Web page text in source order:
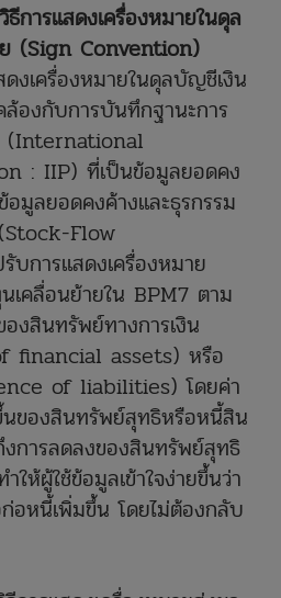
แสดงเครื่องหมายในดุล
(Sign Convention)
รื่องหมายในดุลบัญชีเงิน
องกับการบันทึกฐานะการ
(International
: IIP) ที่เป็นข้อมูลยอดคง
มูลยอดคงค้างและธุรกรรม
Flow
การแสดงเครื่องหมาย
เคลื่อนย้ายใน BPM7 ตาม
งสินทรัพย์ทางการเงิน
financial assets) หรือ
of liabilities) โดยค่า
นของสินทรัพย์สุทธิหรือหนี้สิน
การลดลงของสินทรัพย์สุทธิ
ห้ผู้ใช้ข้อมูลเข้าใจง่ายขึ้นว่า
อหนี้เพิ่มขึ้น โดยไม่ต้องกลับ